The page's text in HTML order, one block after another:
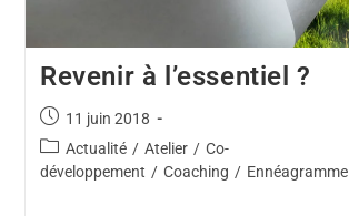
Revenir à l’essentiel ?
11 juin 2018
Actualité / Atelier / Co-
développement / Coaching / Ennéagramme